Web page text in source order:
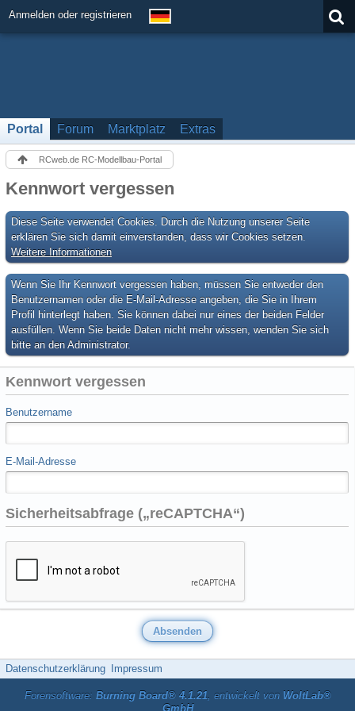
Anmelden oder registrieren
Portal Forum Marktplatz Extras
RCweb.de RC-Modellbau-Portal
Kennwort vergessen
Diese Seite verwendet Cookies. Durch die Nutzung unserer Seite
erklären Sie sich damit einverstanden, dass wir Cookies setzen.
Weitere Informationen
Wenn Sie Ihr Kennwort vergessen haben, müssen Sie entweder den
Benutzernamen oder die E-Mail-Adresse angeben, die Sie in Ihrem
Profil hinterlegt haben. Sie können dabei nur eines der beiden Felder
ausfüllen. Wenn Sie beide Daten nicht mehr wissen, wenden Sie sich
bitte an den Administrator.
Kennwort vergessen
Benutzername
E-Mail-Adresse
Sicherheitsabfrage („reCAPTCHA“)
Datenschutzerklärung Impressum
Forensoftware: Burning Board® 4.1.21, entwickelt von WoltLab®
GmbH